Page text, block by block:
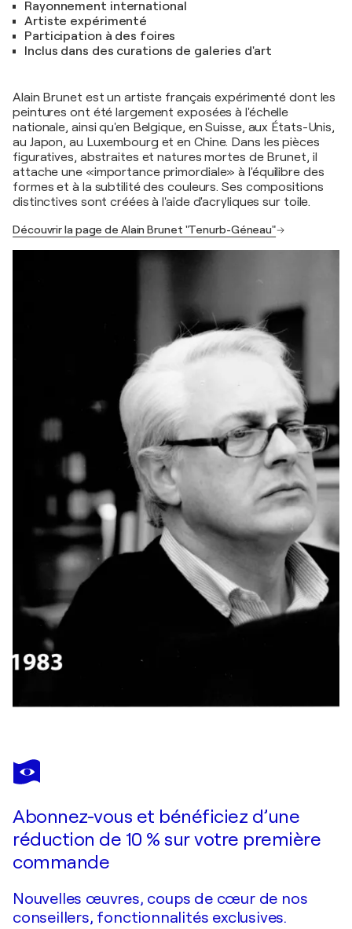
Rayonnement international
Artiste expérimenté
Participation à des foires
Inclus dans des curations de galeries d'art
Alain Brunet est un artiste français expérimenté dont les
peintures ont été largement exposées à l'échelle
nationale, ainsi qu'en Belgique, en Suisse, aux États-Unis,
au Japon, au Luxembourg et en Chine. Dans les pièces
figuratives, abstraites et natures mortes de Brunet, il
attache une «importance primordiale» à l'équilibre des
formes et à la subtilité des couleurs. Ses compositions
distinctives sont créées à l'aide d'acryliques sur toile.
Découvrir la page de Alain Brunet "Tenurb-Géneau"
Abonnez-vous et bénéficiez d’une
réduction de 10 % sur votre première
commande
Nouvelles œuvres, coups de cœur de nos
conseillers, fonctionnalités exclusives.